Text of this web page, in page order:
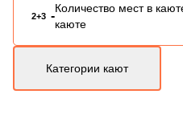
2+3 -
Количество мест в
каюте
Категории кают